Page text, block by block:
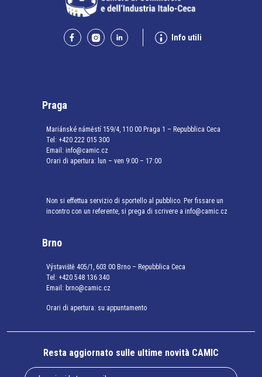
Info utili
Praga
Mariánské náměstí 159/4, 110 00 Praga 1 – Repubblica Ceca
Tel: +420 222 015 300
Email: info@camic.cz
Orari di apertura: lun – ven 9:00 – 17:00
Non si effettua servizio di sportello al pubblico. Per fissare un
incontro con un referente, si prega di scrivere a info@camic.cz
Brno
Výstaviště 405/1, 603 00 Brno – Repubblica Ceca
Tel: +420 548 136 340
Email: brno@camic.cz
Orari di apertura: su appuntamento
Resta aggiornato sulle ultime novità CAMIC